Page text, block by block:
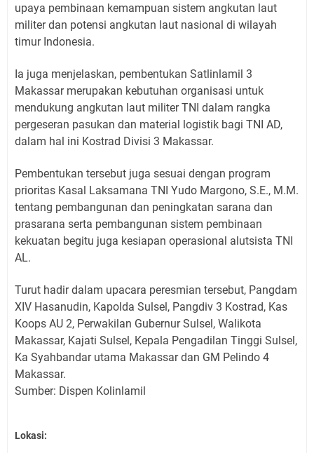
upaya pembinaan kemampuan sistem angkutan laut
militer dan potensi angkutan laut nasional di wilayah
timur Indonesia.
Ia juga menjelaskan, pembentukan Satlinlamil 3
Makassar merupakan kebutuhan organisasi untuk
mendukung angkutan laut militer TNI dalam rangka
pergeseran pasukan dan material logistik bagi TNI AD,
dalam hal ini Kostrad Divisi 3 Makassar.
Pembentukan tersebut juga sesuai dengan program
prioritas Kasal Laksamana TNI Yudo Margono, S.E., M.M.
tentang pembangunan dan peningkatan sarana dan
prasarana serta pembangunan sistem pembinaan
kekuatan begitu juga kesiapan operasional alutsista TNI
AL.
Turut hadir dalam upacara peresmian tersebut, Pangdam
XIV Hasanudin, Kapolda Sulsel, Pangdiv 3 Kostrad, Kas
Koops AU 2, Perwakilan Gubernur Sulsel, Walikota
Makassar, Kajati Sulsel, Kepala Pengadilan Tinggi Sulsel,
Ka Syahbandar utama Makassar dan GM Pelindo 4
Makassar.
Sumber: Dispen Kolinlamil
Lokasi: